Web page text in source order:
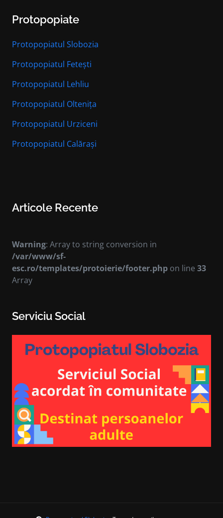
Protopopiate
Protopopiatul Slobozia
Protopopiatul Fetești
Protopopiatul Lehliu
Protopopiatul Oltenița
Protopopiatul Urziceni
Protopopiatul Calărași
Articole Recente
Warning: Array to string conversion in
/var/www/sf-
esc.ro/templates/protoierie/footer.php on line 33
Array
Serviciu Social